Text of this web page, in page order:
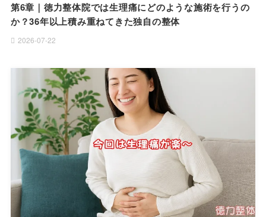
第6章｜徳力整体院では生理痛にどのような施術を行うの
か？36年以上積み重ねてきた独自の整体
2026-07-22